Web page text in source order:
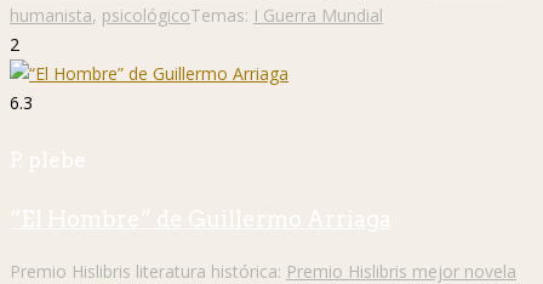
humanista, psicológicoTemas: I Guerra Mundial
2
6.3
P. plebe
“El Hombre” de Guillermo Arriaga
Premio Hislibris literatura histórica: Premio Hislibris mejor novela